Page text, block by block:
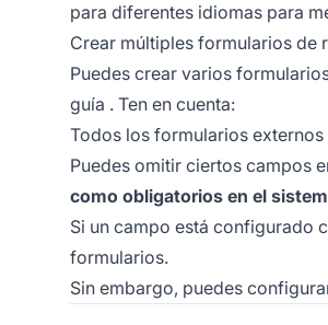
para diferentes idiomas para
Crear múltiples formularios de
Puedes crear varios
guía . Ten en cuenta:
Todos los formularios
Puedes omitir ciertos campos
como obligatorios en el
Si un campo está configurado
formularios.
Sin embargo, puedes